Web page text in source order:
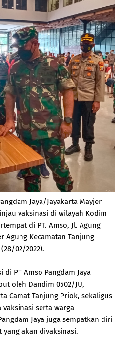
Jaya/Jayakarta Mayjen
vaksinasi di wilayah Kodim
di PT. Amso, Jl. Agung
Agung Kecamatan Tanjung
02/2022).
di PT Amso Pangdam Jaya
oleh Dandim 0502/JU,
Camat Tanjung Priok, sekaligus
serta warga
Jaya juga sempatkan diri
yang akan divaksinasi.